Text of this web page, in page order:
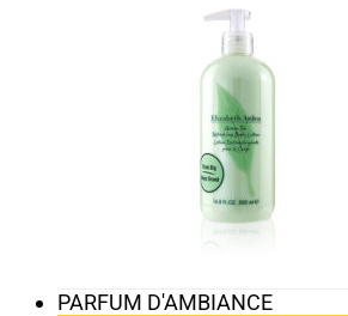
PARFUM D'AMBIANCE